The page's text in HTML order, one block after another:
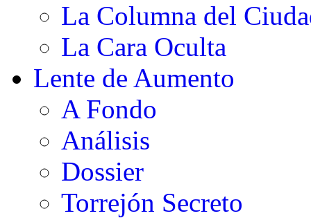
La Columna del
La Cara Oculta
Lente de Aumento
A Fondo
Análisis
Dossier
Torrejón Secreto